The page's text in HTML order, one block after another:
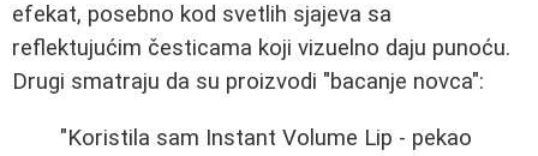
efekat, posebno kod svetlih sjajeva sa
reflektujućim česticama koji vizuelno daju punoću.
Drugi smatraju da su proizvodi "bacanje novca":
"Koristila sam Instant Volume Lip - pekao